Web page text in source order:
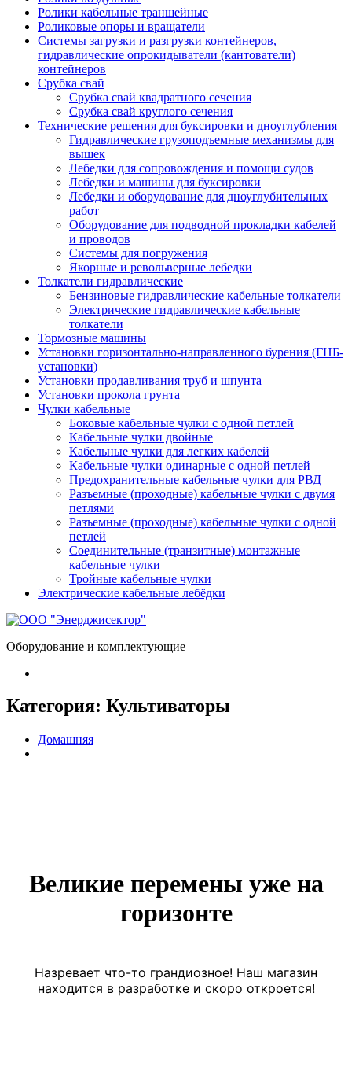
Ролики кабельные траншейные
Роликовые опоры и вращатели
Системы загрузки и разгрузки контейнеров,
гидравлические опрокидыватели (кантователи)
контейнеров
Срубка свай
Срубка свай квадратного сечения
Срубка свай круглого сечения
Технические решения для буксировки и дноуглубления
Гидравлические грузоподъемные механизмы для
вышек
Лебедки для сопровождения и помощи судов
Лебедки и машины для буксировки
Лебедки и оборудование для дноуглубительных
работ
Оборудование для подводной прокладки кабелей
и проводов
Системы для погружения
Якорные и револьверные лебедки
Толкатели гидравлические
Бензиновые гидравлические кабельные толкатели
Электрические гидравлические кабельные
толкатели
Тормозные машины
Установки горизонтально-направленного бурения (ГНБ-
установки)
Установки продавливания труб и шпунта
Установки прокола грунта
Чулки кабельные
Боковые кабельные чулки с одной петлей
Кабельные чулки двойные
Кабельные чулки для легких кабелей
Кабельные чулки одинарные с одной петлей
Предохранительные кабельные чулки для РВД
Разъемные (проходные) кабельные чулки с двумя
петлями
Разъемные (проходные) кабельные чулки с одной
петлей
Соединительные (транзитные) монтажные
кабельные чулки
Тройные кабельные чулки
Электрические кабельные лебёдки
Оборудование и комплектующие
Категория: Культиваторы
Домашняя
Великие перемены уже на
горизонте
Назревает что-то грандиозное! Наш магазин
находится в разработке и скоро откроется!